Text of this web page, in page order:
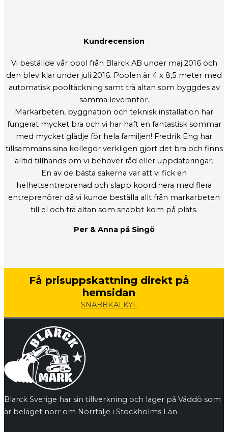
Kundrecension
Vi beställde vår pool från Blarck AB under maj 2016 och
den blev klar under juli 2016. Poolen är 4 x 8,5 meter med
automatisk pooltäckning samt trä altan som byggdes av
samma leverantör.
Markarbeten, byggnation och teknisk installation har
fungerat mycket bra och vi har haft en fantastisk sommar
med mycket glädje för hela familjen! Fredrik Eng har
tillsammans sina kollegor verkligen gjort det bra och finns
alltid tillhands om vi behöver råd eller uppdateringar.
En av de bästa sakerna var att vi fick en
helhetsentreprenad och slapp koordinera med flera
entreprenörer då vi kunde beställa allt från markarbeten
till el och trä altan som snabbt kom på plats.
Per & Anna på Singö
Få prisuppskattning direkt på
hemsidan
SNABBKALKYL
Blarck Sverige har sin tillverkning och lager på Väddö som
är beläget norr om Norrtälje i Stockholms Län